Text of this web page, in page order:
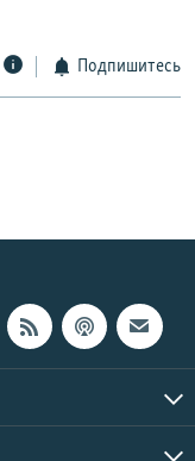
Подпишитесь